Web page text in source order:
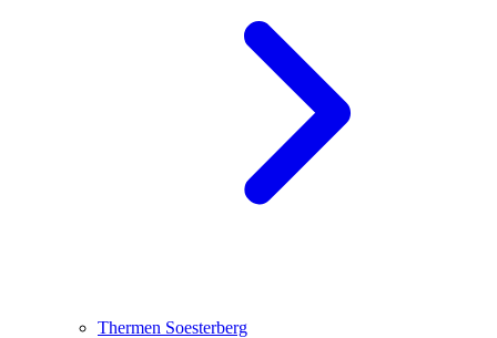
Thermen Soesterberg